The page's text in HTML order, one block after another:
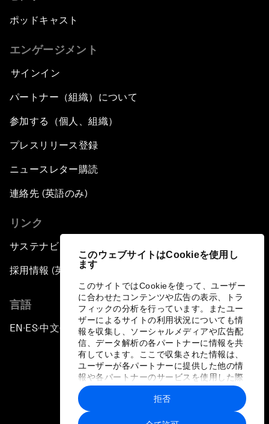
このウェブサイトはCookieを使用し
ます
このサイトではCookieを使って、ユーザー
に合わせたコンテンツや広告の表示、トラ
フィックの分析を行っています。またユー
ザーによるサイトの利用状況についても情
報を収集し、ソーシャルメディアや広告配
信、データ解析の各パートナーに情報を共
有しています。ここで収集された情報は、
ユーザーが各パートナーに提供した他の情
報や各パートナーのサービスを使用した際
に収集された情報と組み合わされ、各パー
トナーによって使用されることがありま
す。
拒否
ポッドキャスト
エンゲージメント
サインイン
パートナー（組織）について
参加する（個人、組織）
プレスリリース登録
ニュースレター購読
連絡先 (英語のみ)
リンク
サステナビリティへの取り組み
採用情報 (英語のみ)
言語
EN ▪ ES▪中文▪ 日本語
プライバシーポリシーと利用規約